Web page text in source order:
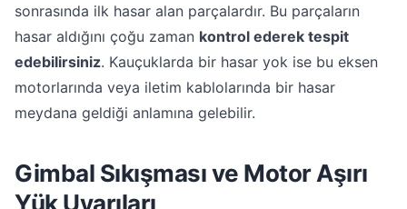
sonrasında ilk hasar alan parçalardır. Bu parçaların
hasar aldığını çoğu zaman kontrol ederek tespit
edebilirsiniz. Kauçuklarda bir hasar yok ise bu eksen
motorlarında veya iletim kablolarında bir hasar
meydana geldiği anlamına gelebilir.
Gimbal Sıkışması ve Motor Aşırı
Yük Uyarıları